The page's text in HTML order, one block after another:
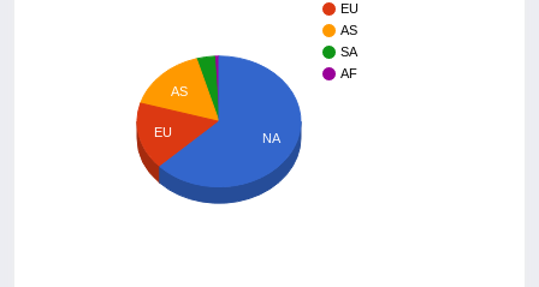
EU
AS
SA
AF
AS
EU NA